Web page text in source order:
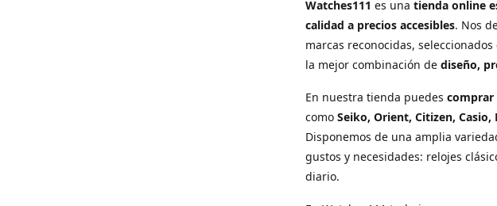
Watches111 es una tienda online
calidad a precios accesibles. Nos
marcas reconocidas,
la mejor combinación de diseño,
En nuestra tienda puedes comprar
como Seiko, Orient, Citizen,
Disponemos de una amplia
gustos y necesidades: relojes
diario.